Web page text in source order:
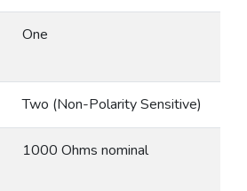
One
Two (Non-Polarity Sensitive)
1000 Ohms nominal